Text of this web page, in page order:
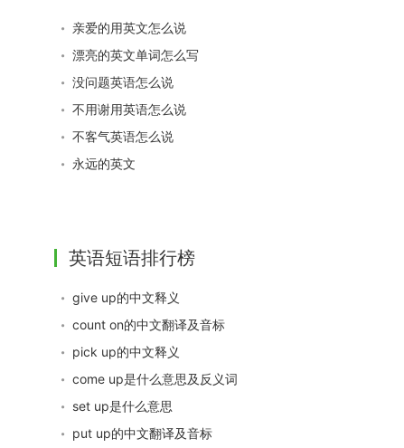
亲爱的用英文怎么说
漂亮的英文单词怎么写
没问题英语怎么说
不用谢用英语怎么说
不客气英语怎么说
永远的英文
英语短语排行榜
give up的中文释义
count on的中文翻译及音标
pick up的中文释义
come up是什么意思及反义词
set up是什么意思
put up的中文翻译及音标